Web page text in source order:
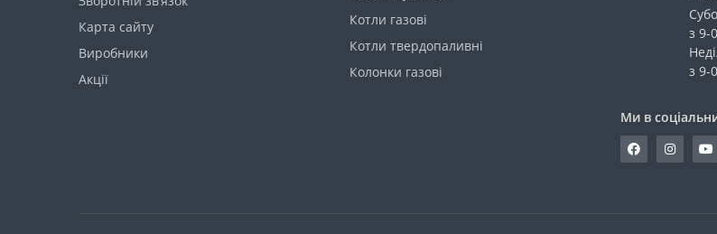
Карта сайту
Виробники
Акції
Котли газові
Котли твердопаливні
Колонки газові
з 9-
з 9-
Ми в